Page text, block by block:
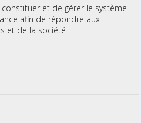
et de gérer le système
afin de répondre aux
et de la société